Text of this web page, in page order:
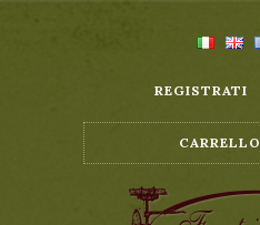
REGISTRATI
CARRELLO